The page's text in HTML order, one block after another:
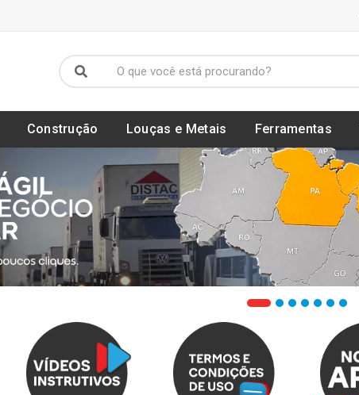
Construção Louças e Metais Ferramentas